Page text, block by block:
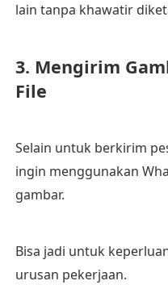
lain tanpa khawatir
3. Mengirim
File
Selain untuk berkirim
ingin menggunakan
gambar.
Bisa jadi untuk
urusan pekerjaan.